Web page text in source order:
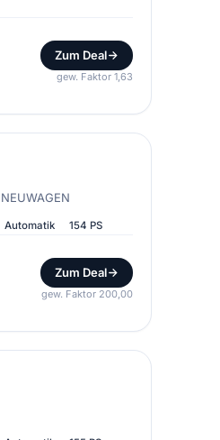
Zum Deal
gew. Faktor 1,63
Automatik 154 PS
Zum Deal
gew. Faktor 200,00